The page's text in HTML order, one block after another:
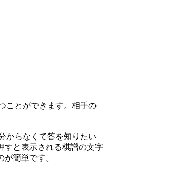
ことができます。相手の
からなくて答を知りたい
すと表示される棋譜の文字
簡単です。